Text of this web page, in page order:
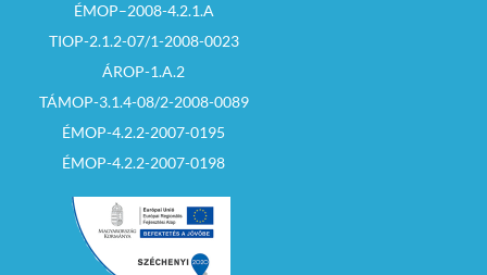
ÉMOP–2008-4.2.1.A
TIOP-2.1.2-07/1-2008-0023
ÁROP-1.A.2
TÁMOP-3.1.4-08/2-2008-0089
ÉMOP-4.2.2-2007-0195
ÉMOP-4.2.2-2007-0198